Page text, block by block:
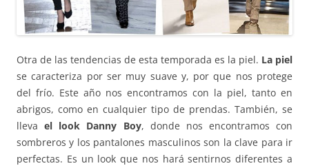
Otra de las tendencias de esta temporada es la piel. La piel
se caracteriza por ser muy suave y, por que nos protege
del frío. Este año nos encontramos con la piel, tanto en
abrigos, como en cualquier tipo de prendas. También, se
llevael look Danny Boy, donde nos encontramos con
sombreros y los pantalones masculinos son la clave para ir
perfectas. Es un look que nos hará sentirnos diferentes a